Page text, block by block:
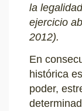
la
ejercicio
2012).
En
histórica
poder,